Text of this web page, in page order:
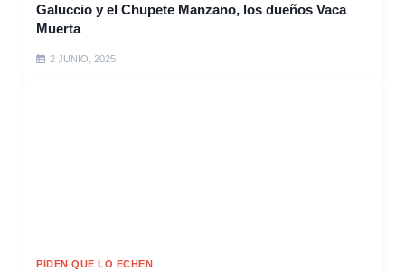
Galuccio y el Chupete Manzano, los dueños Vaca
Muerta
2 JUNIO, 2025
PIDEN QUE LO ECHEN